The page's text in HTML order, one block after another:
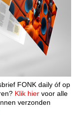
FONK daily óf op
Klik hier voor alle
verzonden